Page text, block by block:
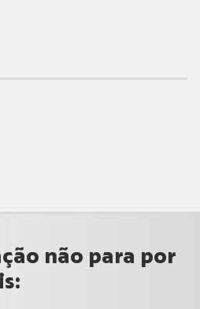
não para por